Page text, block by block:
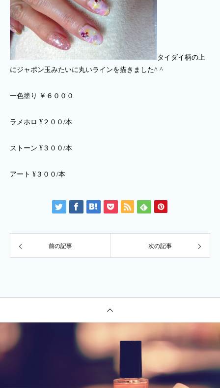
タイダイ柄の上
にジャポン玉みたいに丸いラインを描きました^ ^
一色塗り ￥６０００
ラメホロ ¥２００/本
ストーン ¥３００/本
アート ¥３００/本
前の記事 次の記事